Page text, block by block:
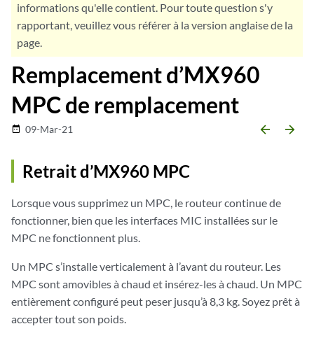
informations qu'elle contient. Pour toute question s'y
rapportant, veuillez vous référer à la version anglaise de la
page.
Remplacement d’MX960
MPC de remplacement
date_range 09-Mar-21 arrow_backward arrow_forward
Retrait d’MX960 MPC
Lorsque vous supprimez un MPC, le routeur continue de
fonctionner, bien que les interfaces MIC installées sur le
MPC ne fonctionnent plus.
Un MPC s’installe verticalement à l’avant du routeur. Les
MPC sont amovibles à chaud et insérez-les à chaud. Un MPC
entièrement configuré peut peser jusqu’à 8,3 kg. Soyez prêt à
accepter tout son poids.